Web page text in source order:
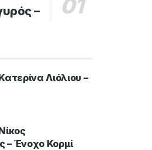
–
Λιόλιου –
– Ένοχο Κορμί